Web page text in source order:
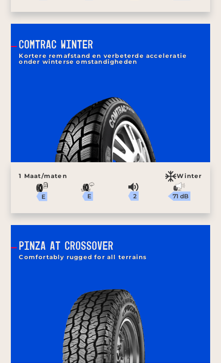
COMTRAC WINTER
Kortere remafstand en verbeterde acceleratie
onder winterse omstandigheden
1 Maat/maten Winter
E E 2 71 dB
PINZA AT CROSSOVER
Comfortably rugged for all terrains